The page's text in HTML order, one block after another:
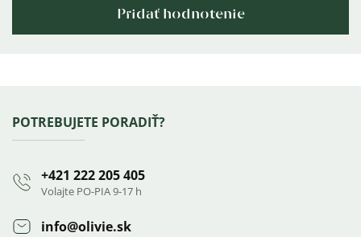
Pridať hodnotenie
Zápätie
POTREBUJETE PORADIŤ?
+421 222 205 405
Volajte PO-PIA 9-17 h
info@olivie.sk